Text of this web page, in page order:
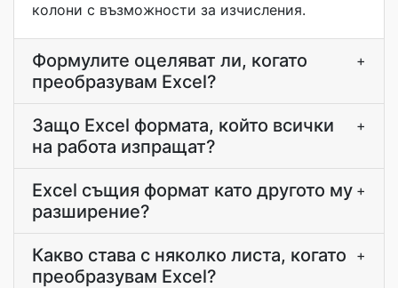
колони с възможности за изчисления.
Формулите оцеляват ли, когато
преобразувам Excel?
+
Защо Excel формата, който всички
на работа изпращат?
+
Excel същия формат като другото му
разширение?
+
Какво става с няколко листа, когато
преобразувам Excel?
+